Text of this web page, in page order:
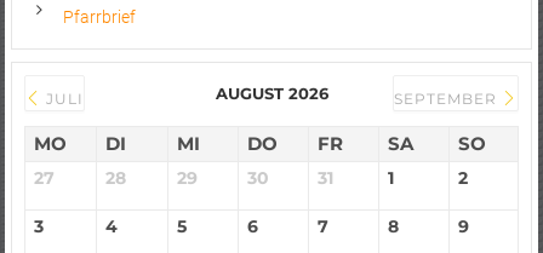
Pfarrbrief
JULI AUGUST 2026 SEPTEMBER
MO DI MI DO FR SA SO
27 28 29 30 31 1 2
3 4 5 6 7 8 9